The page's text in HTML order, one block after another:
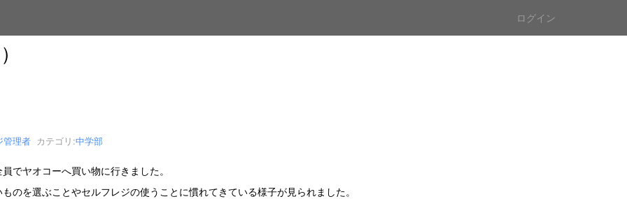
ログイン
管理者 カテゴリ:中学部
ヤオコーへ買い物に行きました。
のを選ぶことやセルフレジの使うことに慣れてきている様子が見られました。